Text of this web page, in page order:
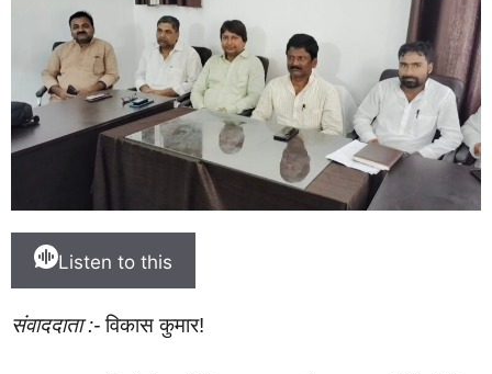
Listen to this
संवाददाता :-विकास कुमार!